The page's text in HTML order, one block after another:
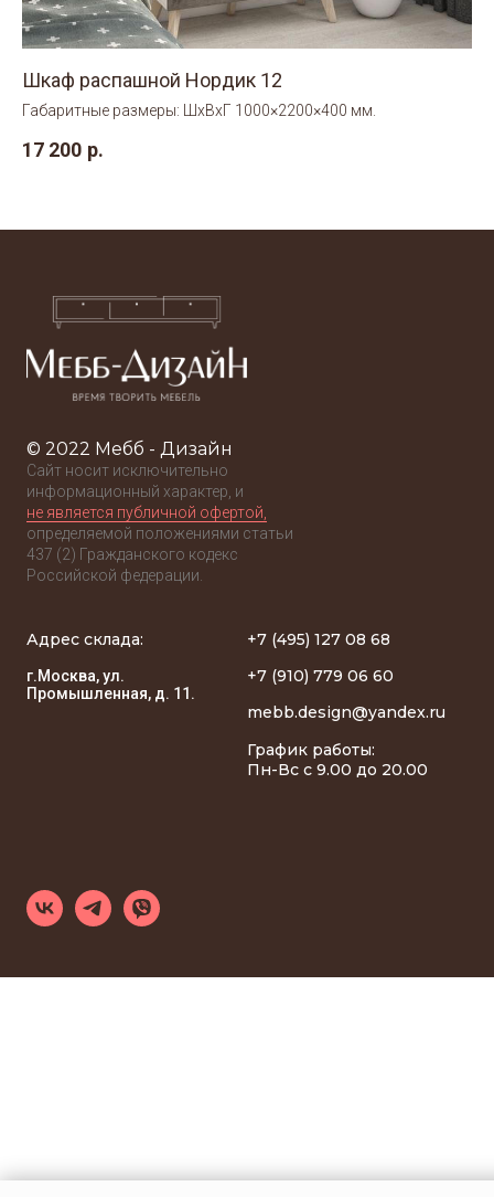
Шкаф распашной Нордик 12
Габаритные размеры: ШхВхГ 1000×2200×400 мм.
17 200 р.
© 2022 Мебб - Дизайн
Сайт носит исключительно
информационный характер, и
не является публичной офертой,
определяемой положениями статьи
437 (2) Гражданского кодекс
Российской федерации.
Адрес склада:
г.Москва, ул.
Промышленная, д. 11.
+7 (495) 127 08 68
+7 (910) 779 06 60
mebb.design@yandex.ru
График работы:
Пн-Вс с 9.00 до 20.00